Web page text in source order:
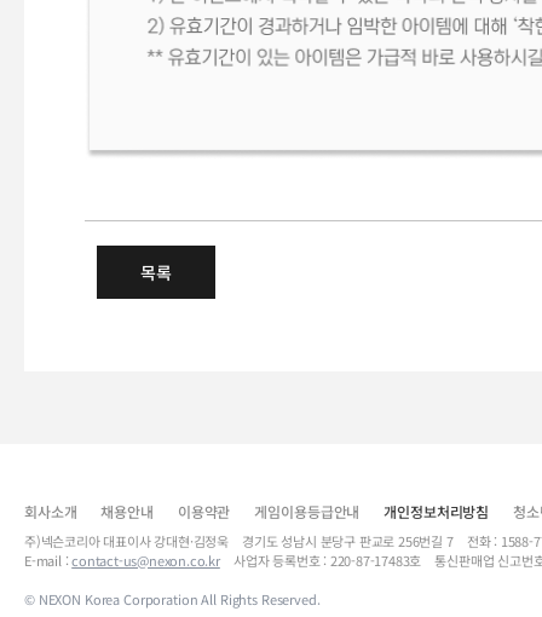
목록
회사소개 채용안내 이용약관 게임이용등급안내 개인정보처리방침 청
주)넥슨코리아 대표이사 강대현·김정욱 경기도 성남시 분당구 판교로 256번길 7 전화 :
E-mail :contact-us@nexon.co.kr사업자 등록번호 : 220-87-17483호 통신판매업 신고번
© NEXON Korea Corporation All Rights Reserved.